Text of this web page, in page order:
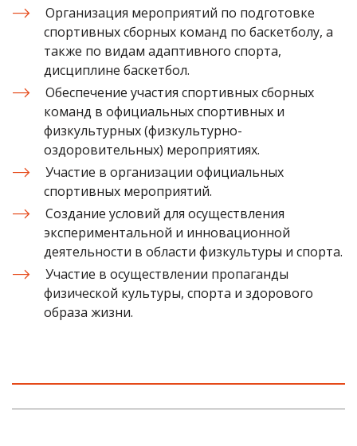
Организация мероприятий по подготовке
спортивных сборных команд по баскетболу, а
также по видам адаптивного спорта,
дисциплине баскетбол.
Обеспечение участия спортивных сборных
команд в официальных спортивных и
физкультурных (физкультурно-
оздоровительных) мероприятиях.
Участие в организации официальных
спортивных мероприятий.
Создание условий для осуществления
экспериментальной и инновационной
деятельности в области физкультуры и спорта.
Участие в осуществлении пропаганды
физической культуры, спорта и здорового
образа жизни.